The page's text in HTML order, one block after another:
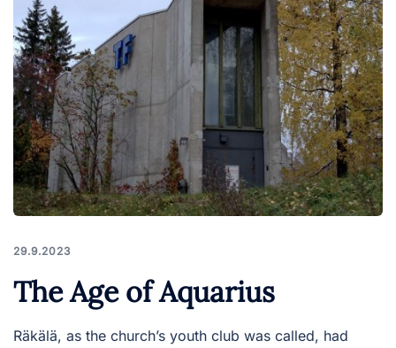
29.9.2023
The Age of Aquarius
Räkälä, as the church’s youth club was called, had